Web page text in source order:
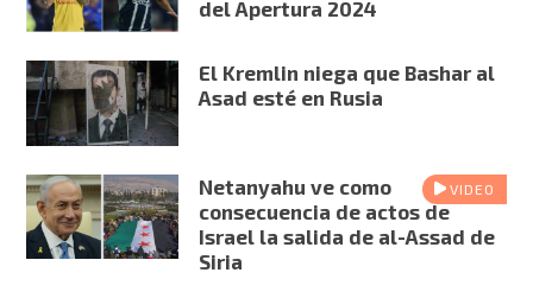
del Apertura 2024
El Kremlin niega que Bashar al
Asad esté en Rusia
VIDEO
Netanyahu ve como
consecuencia de actos de
Israel la salida de al-Assad de
Siria